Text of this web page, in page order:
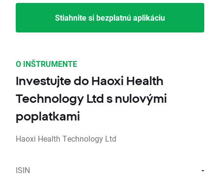
Stiahnite si bezplatnú aplikáciu
O INŠTRUMENTE
Investujte do Haoxi Health
Technology Ltd s nulovými
poplatkami
Haoxi Health Technology Ltd
ISIN -